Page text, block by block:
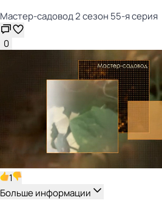
Мастер-садовод 2 сезон 55-я серия
0
1
Больше информации